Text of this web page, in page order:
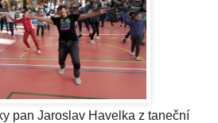
pan Jaroslav Havelka z taneční